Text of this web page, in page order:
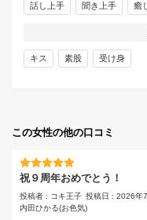
話し上手 聞き上手 癒
キス 素股 受け身
この女性の他の口コミ
祝９周年おめでとう！
投稿者 : コキ王子 投稿日 : 2026年
内田ひかる(お色気)